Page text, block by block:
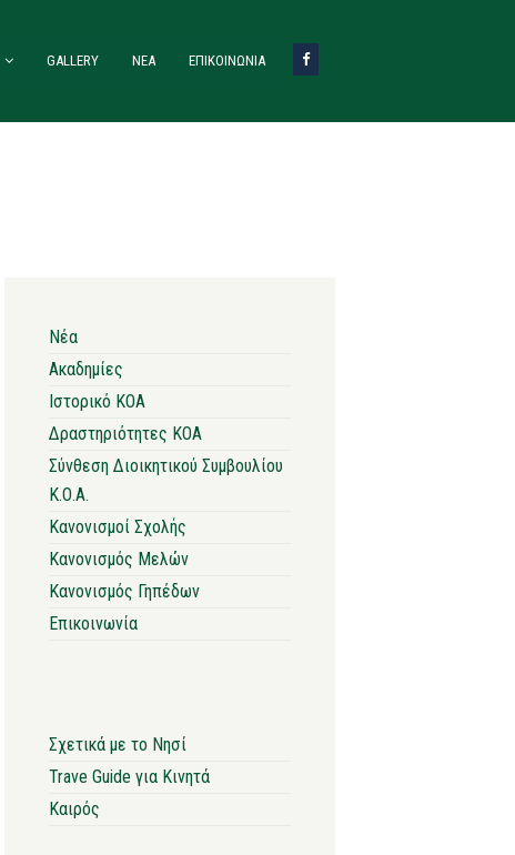
GALLERY ΝΈΑ ΕΠΙΚΟΙΝΩΝΙΑ
Νέα
Ακαδημίες
Ιστορικό ΚΟΑ
Δραστηριότητες ΚΟΑ
Σύνθεση Διοικητικού Συμβουλίου
Κ.Ο.Α.
Κανονισμοί Σχολής
Κανονισμός Μελών
Κανονισμός Γηπέδων
Επικοινωνία
Σχετικά με το Νησί
Trave Guide για Κινητά
Καιρός